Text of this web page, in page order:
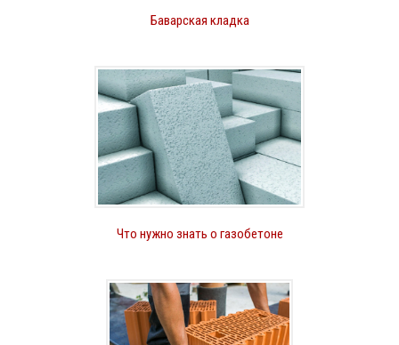
Баварская кладка
Что нужно знать о газобетоне